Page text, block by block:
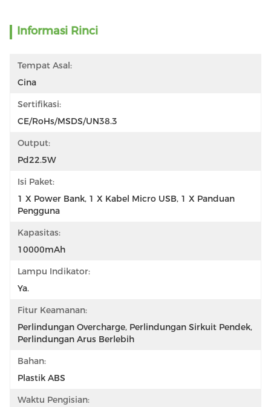
Informasi Rinci
Tempat Asal:
Cina
Sertifikasi:
CE/RoHs/MSDS/UN38.3
Output:
Pd22.5W
Isi Paket:
1 X Power Bank, 1 X Kabel Micro USB, 1 X Panduan
Pengguna
Kapasitas:
10000mAh
Lampu Indikator:
Ya.
Fitur Keamanan:
Perlindungan Overcharge, Perlindungan Sirkuit Pendek,
Perlindungan Arus Berlebih
Bahan:
Plastik ABS
Waktu Pengisian: